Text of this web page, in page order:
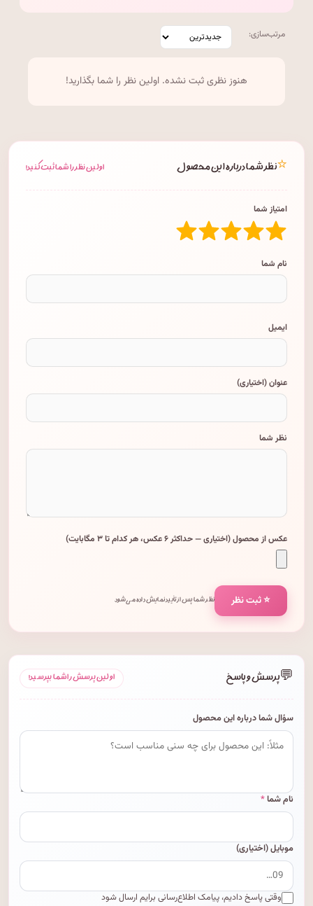
مرتب‌سازی:
هنوز نظری ثبت نشده. اولین نظر را شما بگذارید!
⭐نظر شما درباره این محصول اولین نظر را شما ثبت کنید!
امتیاز شما
نام شما
ایمیل
عنوان (اختیاری)
نظر شما
عکس از محصول (اختیاری — حداکثر ۶ عکس، هر کدام تا ۳ مگابایت)
⭐ ثبت نظر نظر شما پس از تأیید نمایش داده می‌شود.
💬پرسش و پاسخ اولین پرسش را شما بپرسید!
سؤال شما درباره این محصول
نام شما*
موبایل (اختیاری)
وقتی پاسخ دادیم، پیامک اطلاع‌رسانی برایم ارسال شود